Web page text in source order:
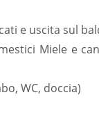
e uscita sul
Miele e
WC, doccia)